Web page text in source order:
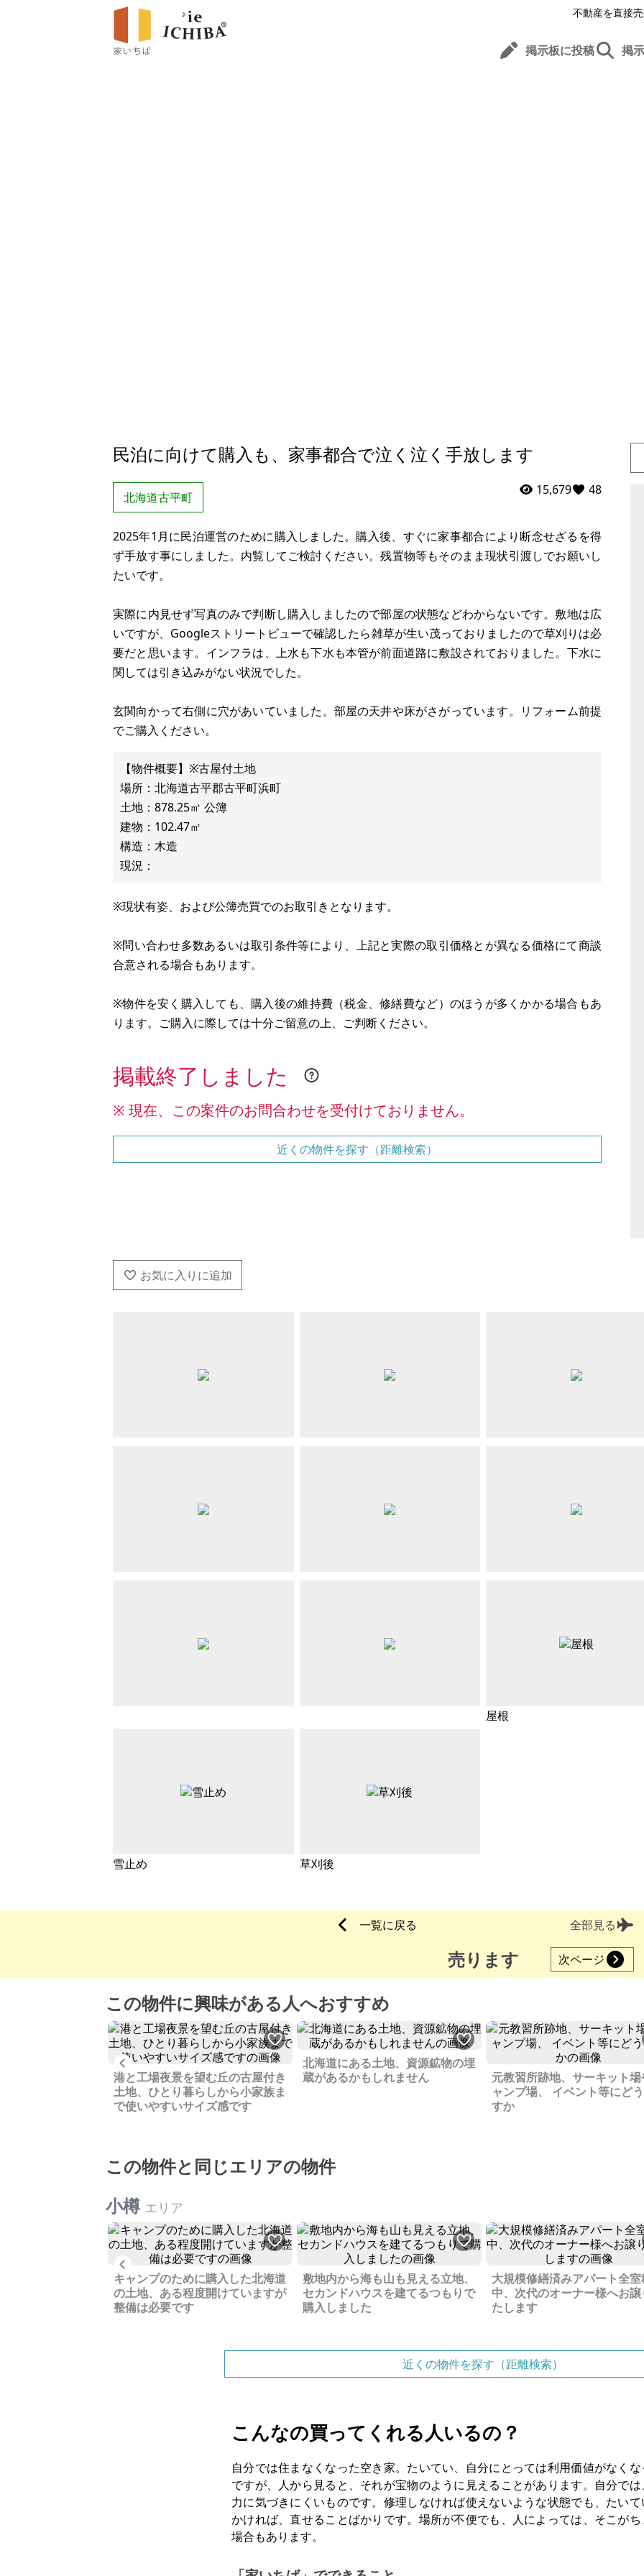
不動産を直接
掲示板に投稿 掲
民泊に向けて購入も、家事都合で泣く泣く手放します
北海道古平町 15,679 48
2025年1月に民泊運営のために購入しました。購入後、すぐに家事都合により断念せざるを得
ず手放す事にしました。内覧してご検討ください。残置物等もそのまま現状引渡しでお願いし
たいです。
実際に内見せず写真のみで判断し購入しましたので部屋の状態などわからないです。敷地は広
いですが、Googleストリートビューで確認したら雑草が生い茂っておりましたので草刈りは必
要だと思います。インフラは、上水も下水も本管が前面道路に敷設されておりました。下水に
関しては引き込みがない状況でした。
玄関向かって右側に穴があいていました。部屋の天井や床がさがっています。リフォーム前提
でご購入ください。
【物件概要】※古屋付土地
場所：北海道古平郡古平町浜町
土地：878.25㎡ 公簿
建物：102.47㎡
構造：木造
※現状有姿、および公簿売買でのお取引きとなります。
※問い合わせ多数あるいは取引条件等により、上記と実際の取引価格とが異なる価格にて商談
合意される場合もあります。
※物件を安く購入しても、購入後の維持費（税金、修繕費など）のほうが多くかかる場合もあ
ります。ご購入に際しては十分ご留意の上、ご判断ください。
掲載終了しました
※ 現在、この案件のお問合わせを受付けておりません。
近くの物件を探す（距離検索）
屋根
雪止め 草刈後
一覧に戻る 全部見る
売ります 次ページ
この物件に興味がある人へおすすめ
Previous
港と工場夜景を望む丘の古屋付き
土地、ひとり暮らしから小家族ま
で使いやすいサイズ感です
北海道にある土地、資源鉱物の埋
蔵があるかもしれません
元教習所跡地、サーキット
ャンプ場、 イベント等にど
すか
この物件と同じエリアの物件
小樽 エリア
Previous
キャンプのために購入した北海道
の土地、ある程度開けていますが
整備は必要です
敷地内から海も山も見える立地、
セカンドハウスを建てるつもりで
購入しました
大規模修繕済みアパート全
中、次代のオーナー様へお
たします
近くの物件を探す（距離検索）
こんなの買ってくれる人いるの？
自分では住まなくなった空き家。たいてい、自分にとっては利用価値がなく
ですが、人から見ると、それが宝物のように見えることがあります。自分で
力に気づきにくいものです。修理しなければ使えないような状態でも、たい
かければ、直せることばかりです。場所が不便でも、人によっては、そこが
場合もあります。